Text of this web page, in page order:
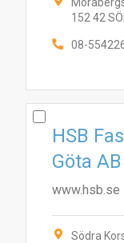
152 42
08-
HSB
Göta AB
www.hsb.se
Södra